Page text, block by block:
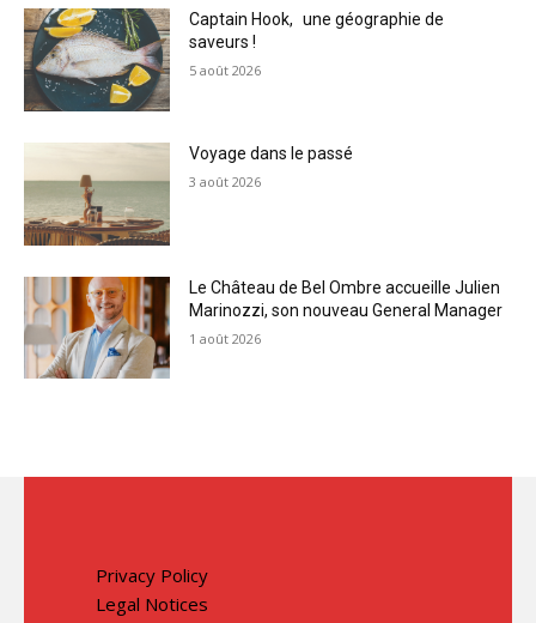
Captain Hook, une géographie de
saveurs !
5 août 2026
Voyage dans le passé
3 août 2026
Le Château de Bel Ombre accueille Julien
Marinozzi, son nouveau General Manager
1 août 2026
Privacy Policy
Legal Notices